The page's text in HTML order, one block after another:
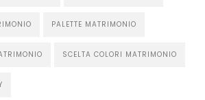
PALETTE MATRIMONIO
SCELTA COLORI MATRIMONIO